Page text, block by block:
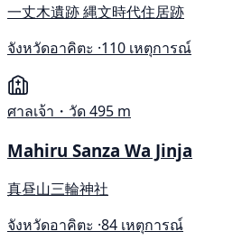
一丈木遺跡 縄文時代住居跡
จังหวัดอาคิตะ ·110 เหตุการณ์
ศาลเจ้า・วัด495 m
Mahiru Sanza Wa Jinja
真昼山三輪神社
จังหวัดอาคิตะ ·84 เหตุการณ์